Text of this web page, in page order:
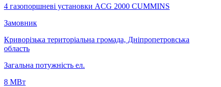
4 газопоршневі установки ACG 2000 CUMMINS
Замовник
Криворізька територіальна громада, Дніпропетровська
область
Загальна потужність ел.
8 МВт